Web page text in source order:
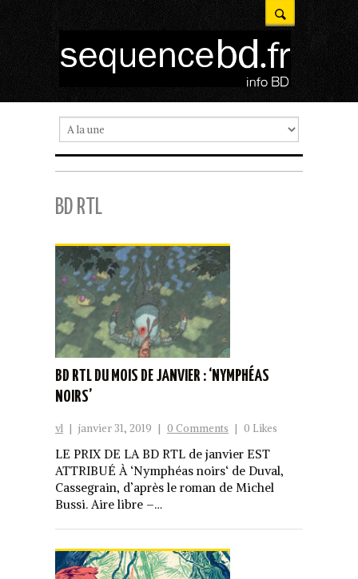
BD RTL
BD RTL DU MOIS DE JANVIER : ‘NYMPHÉAS
NOIRS’
vl | janvier 31, 2019 | 0 Comments | 0 Likes
LE PRIX DE LA BD RTL de janvier EST
ATTRIBUÉ À ‘Nymphéas noirs‘ de Duval,
Cassegrain, d’après le roman de Michel
Bussi. Aire libre –…